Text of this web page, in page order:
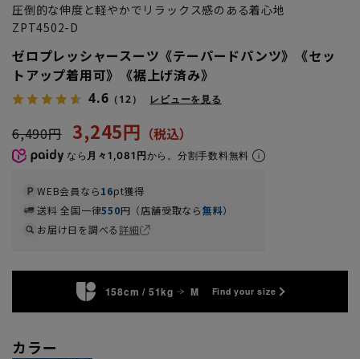
圧倒的な伸度と軽やかでリラックス感のある着心地
ZPT4502-D
ゼロプレッシャースーツ《テーパードパンツ》《セッ
トアップ着用可》《裾上げ済み》
4.6 （12） レビューを見る
6,490円 3,245円
なら 月々1,081円から。分割手数料無料
WEB会員なら16pt獲得
送料 全国一律550円（店舗受取なら無料）
お届け日を調べる詳細
158cm / 51kg M Find your size
カラー